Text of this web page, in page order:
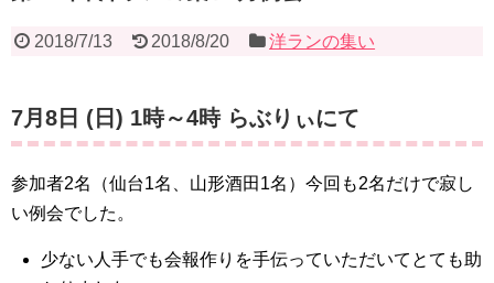
2018/7/13 2018/8/20 洋ランの集い
7月8日 (日) 1時～4時 らぶりぃにて
参加者2名（仙台1名、山形酒田1名）今回も2名だけで寂し
い例会でした。
少ない人手でも会報作りを手伝っていただいてとても助